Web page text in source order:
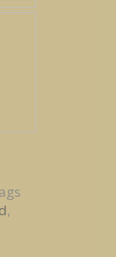
,